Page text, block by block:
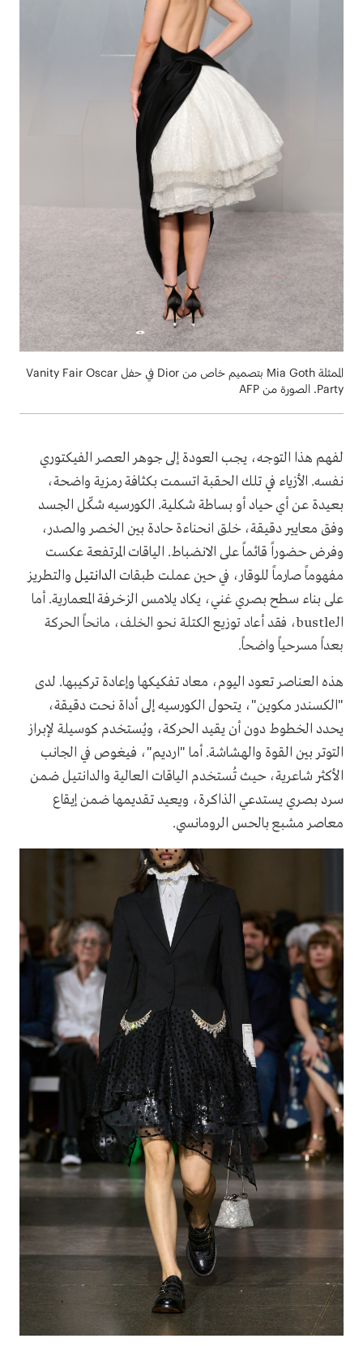
الممثلة Mia Goth بتصميم خاص من Dior في حفل Vanity Fair Oscar
Party. الصورة من AFP
لفهم هذا التوجه، يجب العودة إلى جوهر العصر الفيكتوري
نفسه. الأزياء في تلك الحقبة اتسمت بكثافة رمزية واضحة،
بعيدة عن أي حياد أو بساطة شكلية. الكورسيه شكّل الجسد
وفق معايير دقيقة، خلق انحناءة حادة بين الخصر والصدر،
وفرض حضوراً قائماً على الانضباط. الياقات المرتفعة عكست
مفهوماً صارماً للوقار، في حين عملت طبقات الدانتيل والتطريز
على بناء سطح بصري غني، يكاد يلامس الزخرفة المعمارية. أما
الـ
bustle، فقد أعاد توزيع الكتلة نحو الخلف، مانحاً الحركة
بعداً مسرحياً واضحاً.
هذه العناصر تعود اليوم، معاد تفكيكها وإعادة تركيبها. لدى
"الكسندر مكوين"، يتحول الكورسيه إلى أداة نحت دقيقة،
يحدد الخطوط دون أن يقيد الحركة، ويُستخدم كوسيلة لإبراز
التوتر بين القوة والهشاشة. أما "ارديم"، فيغوص في الجانب
الأكثر شاعرية، حيث تُستخدم الياقات العالية والدانتيل ضمن
سرد بصري يستدعي الذاكرة، ويعيد تقديمها ضمن إيقاع
معاصر مشبع بالحس الرومانسي.